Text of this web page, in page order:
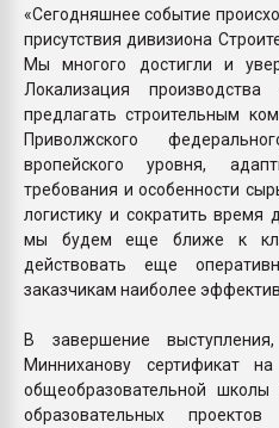
«Сегодняшнее событие
присутствия дивизиона
Мы многого достигли и
Локализация
предлагать строительным
Приволжского
вропейского уровня,
требования и особенности
логистику и сократить время
мы будем еще ближе к
действовать еще
заказчикам наиболее
В завершение
Минниханову сертификат
общеобразовательной
образовательных